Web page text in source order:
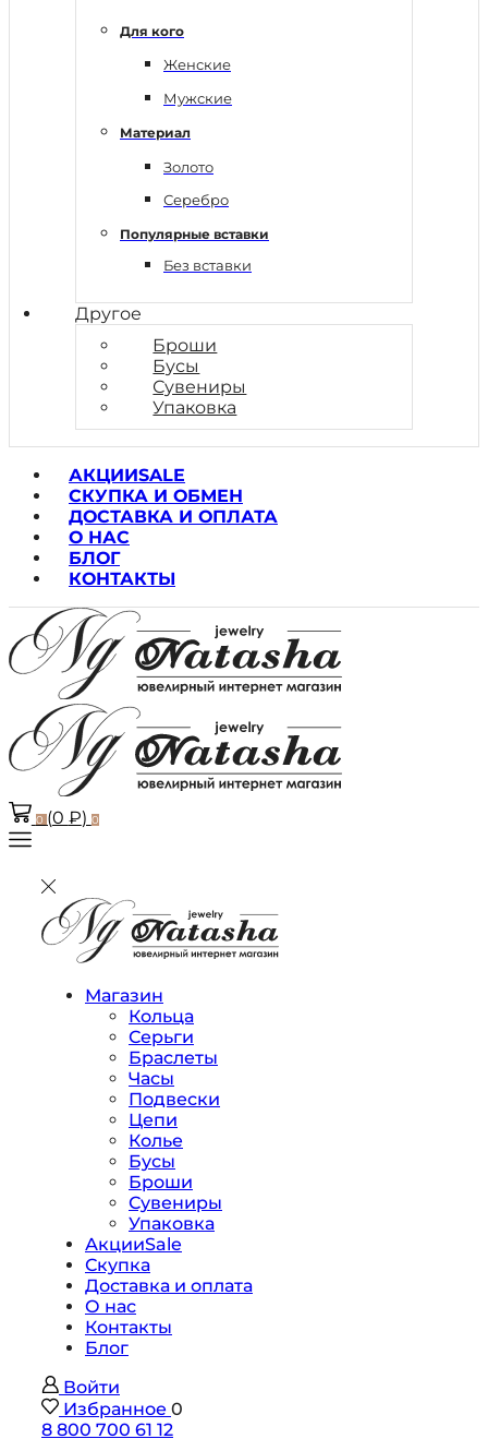
Для кого
Женские
Мужские
Материал
Золото
Серебро
Популярные вставки
Без вставки
Другое
Броши
Бусы
Сувениры
Упаковка
АКЦИИSALE
СКУПКА И ОБМЕН
ДОСТАВКА И ОПЛАТА
О НАС
БЛОГ
КОНТАКТЫ
0 (0 ₽) 0
Магазин
Кольца
Серьги
Браслеты
Часы
Подвески
Цепи
Колье
Бусы
Броши
Сувениры
Упаковка
АкцииSale
Скупка
Доставка и оплата
О нас
Контакты
Блог
Войти
Избранное 0
8 800 700 61 12